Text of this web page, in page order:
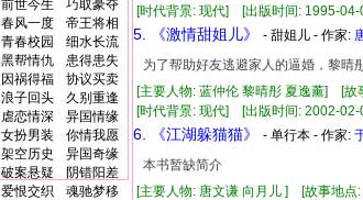
前世今生
巧取豪夺
春风一度
帝王将相
青春校园
细水长流
黑帮情仇
患得患失
因祸得福
协议买卖
浪子回头
久别重逢
虐恋情深
异国情缘
女扮男装
你情我愿
架空历史
异国奇缘
破案悬疑
阴错阳差
爱恨交织
魂驰梦移
[时代背景: 现代] [出版时间: 1995-
5. 《激情甜姐儿》 - 甜姐儿 - 作家:
为了帮助好友逃避家人的逼婚，黎晴
[主要人物: 蓝仲伦 黎晴彤 夏逸薰] [
[时代背景: 现代] [出版时间: 2002-
6. 《江湖躲猫猫》 - 单行本 - 作家:
本书暂缺简介
[主要人物: 唐文谦 向月儿 ] [故事地